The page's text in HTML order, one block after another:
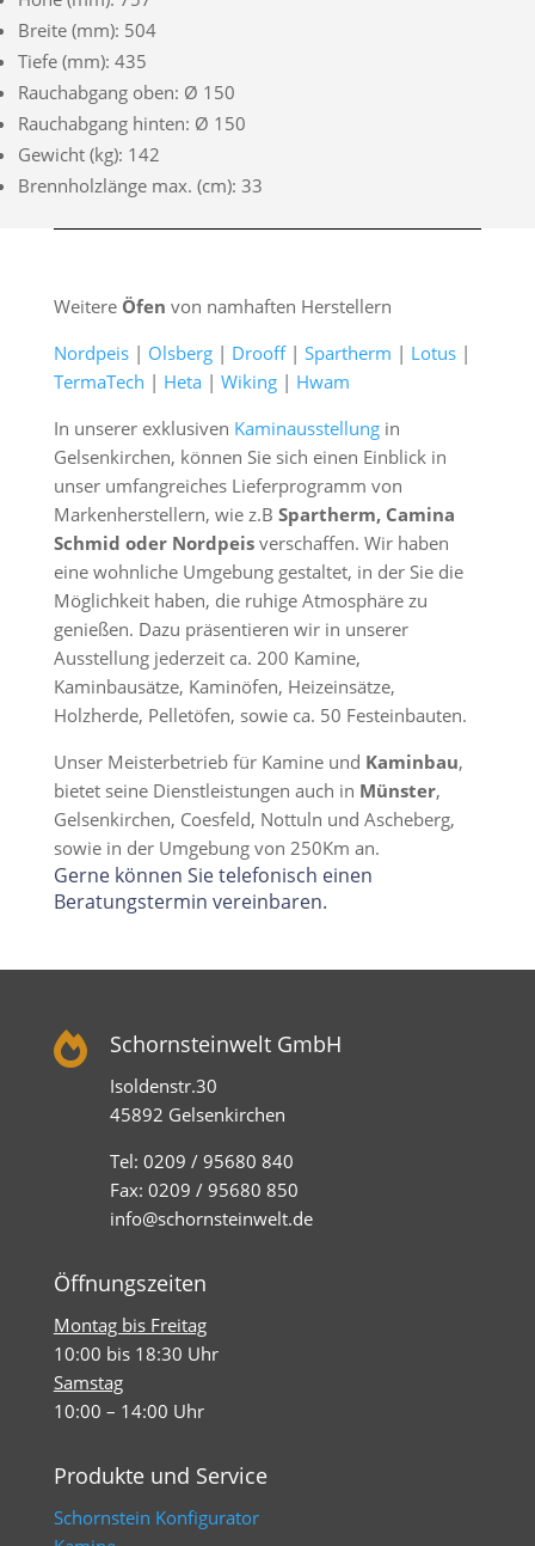
Breite (mm): 504
Tiefe (mm): 435
Rauchabgang oben: Ø 150
Rauchabgang hinten: Ø 150
Gewicht (kg): 142
Brennholzlänge max. (cm): 33
Weitere Öfen von namhaften Herstellern
Nordpeis| Olsberg| Drooff| Spartherm | Lotus|
TermaTech | Heta| Wiking| Hwam
In unserer exklusiven Kaminausstellungin
Gelsenkirchen, können Sie sich einen Einblick in
unser umfangreiches Lieferprogramm von
Markenherstellern, wie z.B Spartherm, Camina
Schmid oder Nordpeisverschaffen. Wir haben
eine wohnliche Umgebung gestaltet, in der Sie die
Möglichkeit haben, die ruhige Atmosphäre zu
genießen. Dazu präsentieren wir in unserer
Ausstellung jederzeit ca. 200 Kamine,
Kaminbausätze, Kaminöfen, Heizeinsätze,
Holzherde, Pelletöfen, sowie ca. 50 Festeinbauten.
Unser Meisterbetrieb für Kamine und Kaminbau,
bietet seine Dienstleistungen auch in Münster,
Gelsenkirchen, Coesfeld, Nottuln und Ascheberg,
sowie in der Umgebung von 250Km an.
Gerne können Sie telefonisch einen
Beratungstermin vereinbaren.
 Schornsteinwelt GmbH
Isoldenstr.30
45892 Gelsenkirchen
Tel: 0209 / 95680 840
Fax: 0209 / 95680 850
info@schornsteinwelt.de
Öffnungszeiten
Montag bis Freitag
10:00 bis 18:30 Uhr
Samstag
10:00 – 14:00 Uhr
Produkte und Service
Schornstein Konfigurator